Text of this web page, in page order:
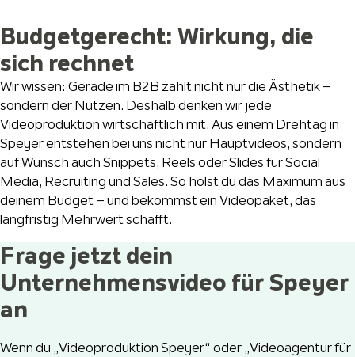
Budgetgerecht: Wirkung, die
sich rechnet
Wir wissen: Gerade im B2B zählt nicht nur die Ästhetik –
sondern der Nutzen. Deshalb denken wir jede
Videoproduktion wirtschaftlich mit. Aus einem Drehtag in
Speyer entstehen bei uns nicht nur Hauptvideos, sondern
auf Wunsch auch Snippets, Reels oder Slides für Social
Media, Recruiting und Sales. So holst du das Maximum aus
deinem Budget – und bekommst ein Videopaket, das
langfristig Mehrwert schafft.
Frage jetzt dein
Unternehmensvideo für Speyer
an
Wenn du „Videoproduktion Speyer“ oder „Videoagentur für